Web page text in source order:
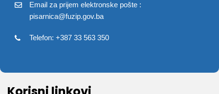
Email za prijem elektronske pošte :
pisarnica@fuzip.gov.ba
Telefon: +387 33 563 350